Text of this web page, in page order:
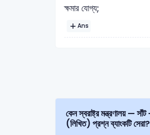
ক্ষমার যোগ্য;
Ans
কেন স্বরাষ্ট্র মন্ত্রণালয় — সাঁট - মুদ্রাক্ষরিক কাম কম্পিউটার অপারেটর (শুধু মাত্র মুক্তিযোদ্ধা কোটা) Written
(লিখিত) প্রশ্ন ব্যাংকটি সেরা?